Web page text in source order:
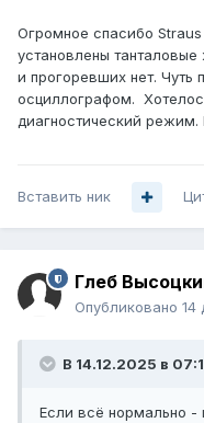
Огромное спасибо
установлены
и прогоревших нет. Чуть
осциллографом.
диагностический режим.
Вставить ник
Глеб
Опубликовано 14
В 14.12.2025 в
Если всё нормально -